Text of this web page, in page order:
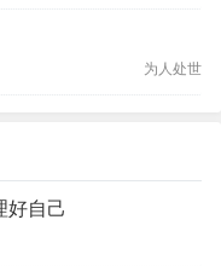
为人处世
好自己